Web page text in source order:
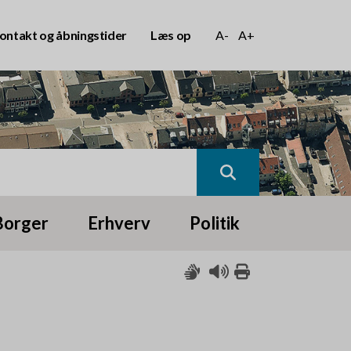
og åbningstider Læs op A- A+
Erhverv Politik